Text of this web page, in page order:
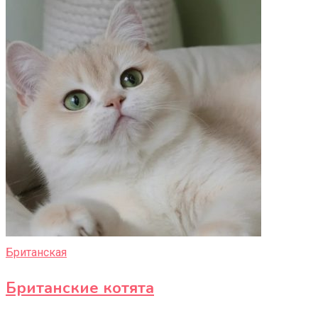
Британская
Британские котята